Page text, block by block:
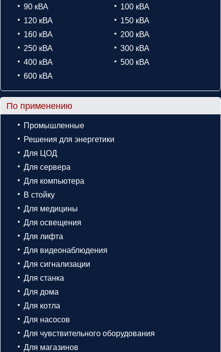
90 кВА
100 кВА
120 кВА
150 кВА
160 кВА
200 кВА
250 кВА
300 кВА
400 кВА
500 кВА
600 кВА
По применению
Промышленные
Решения для энергетики
Для ЦОД
Для сервера
Для компьютера
В стойку
Для медицины
Для освещения
Для лифта
Для видеонаблюдения
Для сигнализации
Для станка
Для дома
Для котла
Для насосов
Для чувствительного оборудования
Для магазинов